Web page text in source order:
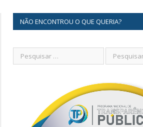
NÃO ENCONTROU O QUE QUERIA?